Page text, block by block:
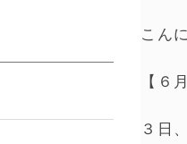
こん
【６
３日